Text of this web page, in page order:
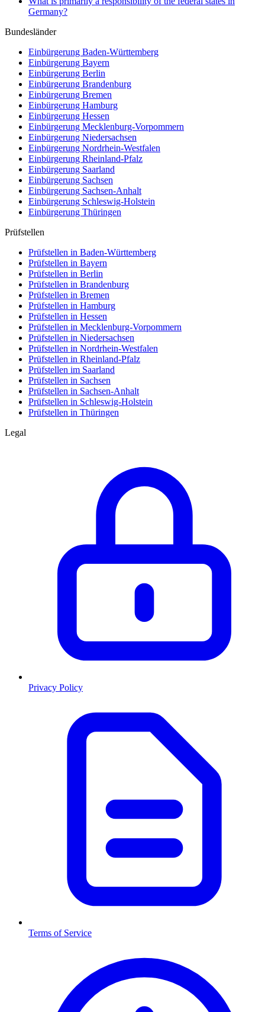
Germany?
Bundesländer
Einbürgerung Baden-Württemberg
Einbürgerung Bayern
Einbürgerung Berlin
Einbürgerung Brandenburg
Einbürgerung Bremen
Einbürgerung Hamburg
Einbürgerung Hessen
Einbürgerung Mecklenburg-Vorpommern
Einbürgerung Niedersachsen
Einbürgerung Nordrhein-Westfalen
Einbürgerung Rheinland-Pfalz
Einbürgerung Saarland
Einbürgerung Sachsen
Einbürgerung Sachsen-Anhalt
Einbürgerung Schleswig-Holstein
Einbürgerung Thüringen
Prüfstellen
Prüfstellen in Baden-Württemberg
Prüfstellen in Bayern
Prüfstellen in Berlin
Prüfstellen in Brandenburg
Prüfstellen in Bremen
Prüfstellen in Hamburg
Prüfstellen in Hessen
Prüfstellen in Mecklenburg-Vorpommern
Prüfstellen in Niedersachsen
Prüfstellen in Nordrhein-Westfalen
Prüfstellen in Rheinland-Pfalz
Prüfstellen im Saarland
Prüfstellen in Sachsen
Prüfstellen in Sachsen-Anhalt
Prüfstellen in Schleswig-Holstein
Prüfstellen in Thüringen
Legal
Privacy Policy
Terms of Service